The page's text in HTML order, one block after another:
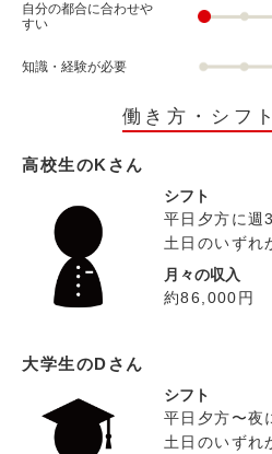
自分の都合に合わせや
すい
知識・経験が必要
働き方・シフ
高校生のKさん
シフト
平日夕方に週
土日のいずれ
月々の収入
約86,000円
大学生のDさん
シフト
平日夕方〜夜
土日のいずれ